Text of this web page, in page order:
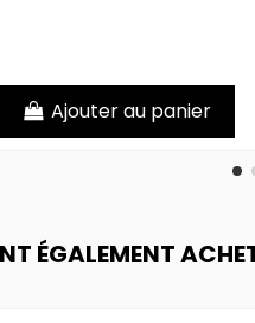
Ajouter au panier
ÉGALEMENT